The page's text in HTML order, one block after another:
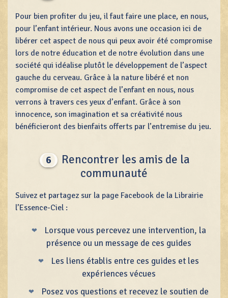
Pour bien profiter du jeu, il faut faire une place, en nous,
pour l’enfant intérieur. Nous avons une occasion ici de
libérer cet aspect de nous qui peux avoir été compromise
lors de notre éducation et de notre évolution dans une
société qui idéalise plutôt le développement de l’aspect
gauche du cerveau. Grâce à la nature libéré et non
compromise de cet aspect de l’enfant en nous, nous
verrons à travers ces yeux d’enfant. Grâce à son
innocence, son imagination et sa créativité nous
bénéficieront des bienfaits offerts par l’entremise du jeu.
6
Rencontrer les amis de la
communauté
Suivez et partagez sur la page Facebook de la Librairie
l’Essence-Ciel :
Lorsque vous percevez une intervention, la
présence ou un message de ces guides
Les liens établis entre ces guides et les
expériences vécues
Posez vos questions et recevez le soutien de